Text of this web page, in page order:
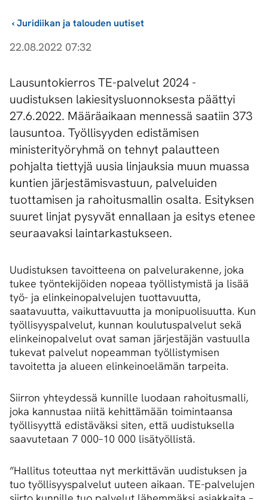
Juridiikan ja talouden uutiset
›
22.08.2022 07:32
Lausuntokierros TE-palvelut 2024 -
uudistuksen lakiesitysluonnoksesta päättyi
27.6.2022. Määräaikaan mennessä saatiin 373
lausuntoa. Työllisyyden edistämisen
ministerityöryhmä on tehnyt palautteen
pohjalta tiettyjä uusia linjauksia muun muassa
kuntien järjestämisvastuun, palveluiden
tuottamisen ja rahoitusmallin osalta. Esityksen
suuret linjat pysyvät ennallaan ja esitys etenee
seuraavaksi laintarkastukseen.
Uudistuksen tavoitteena on palvelurakenne, joka
tukee työntekijöiden nopeaa työllistymistä ja lisää
työ- ja elinkeinopalvelujen tuottavuutta,
saatavuutta, vaikuttavuutta ja monipuolisuutta. Kun
työllisyyspalvelut, kunnan koulutuspalvelut sekä
elinkeinopalvelut ovat saman järjestäjän vastuulla
tukevat palvelut nopeamman työllistymisen
tavoitetta ja alueen elinkeinoelämän tarpeita.
Siirron yhteydessä kunnille luodaan rahoitusmalli,
joka kannustaa niitä kehittämään toimintaansa
työllisyyttä edistäväksi siten, että uudistuksella
saavutetaan 7 000–10 000 lisätyöllistä.
”Hallitus toteuttaa nyt merkittävän uudistuksen ja
tuo työllisyyspalvelut uuteen aikaan. TE-palvelujen